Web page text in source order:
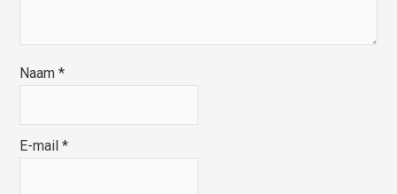
Naam*
E-mail*